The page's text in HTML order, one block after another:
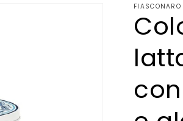
FIASCONARO